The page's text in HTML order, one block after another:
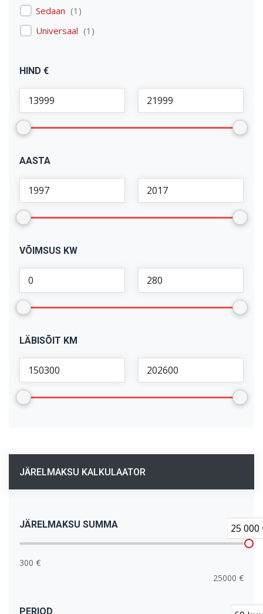
Sedaan (1 )
Universaal (1 )
HIND €
AASTA
VÕIMSUS KW
LÄBISÕIT KM
JÄRELMAKSU KALKULAATOR
JÄRELMAKSU SUMMA 25 000
300 €
25000 €
PERIOD